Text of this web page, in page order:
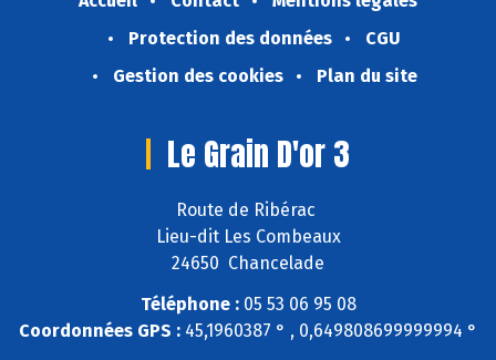
Protection des données
CGU
Gestion des cookies
Plan du site
Le Grain D'or 3
Route de Ribérac
Lieu-dit Les Combeaux
24650 Chancelade
Téléphone :05 53 06 95 08
Coordonnées GPS : 45,1960387 ° , 0,649808699999994 °